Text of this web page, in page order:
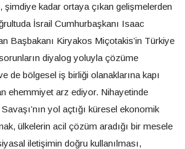
şimdiye kadar ortaya çıkan gelişmelerden
İsrail Cumhurbaşkanı Isaac
Başbakanı Kiryakos Miçotakis’in Türkiye
diyalog yoluyla çözüme
de bölgesel iş birliği olanaklarına kapı
ehemmiyet arz ediyor. Nihayetinde
yol açtığı küresel ekonomik
ülkelerin acil çözüm aradığı bir mesele
iletişimin doğru kullanılması,